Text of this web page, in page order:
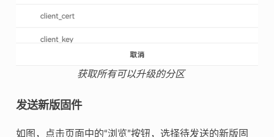
获取所有可以升级的分区
发送新版固件
如图，点击页面中的“浏览”按钮，选择待发送的新版固